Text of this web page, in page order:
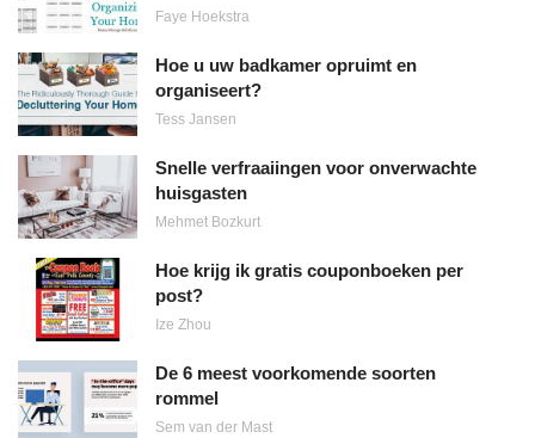
Faye Hoekstra
Hoe u uw badkamer opruimt en
organiseert?
Tess Jansen
Snelle verfraaiingen voor onverwachte
huisgasten
Mehmet Bozkurt
Hoe krijg ik gratis couponboeken per
post?
Ize Zhou
De 6 meest voorkomende soorten
rommel
Sem van der Mast